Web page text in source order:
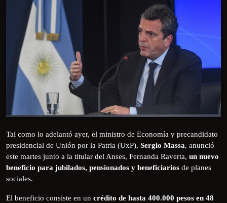
Tal como lo adelantó ayer, el ministro de Economía y precandidato
presidencial de Unión por la Patria (UxP), Sergio Massa, anunció
este martes junto a la titular del Anses, Fernanda Raverta, un nuevo
beneficio para jubilados, pensionados y beneficiarios de planes
sociales.
El beneficio consiste en un crédito de hasta 400.000 pesos en 48